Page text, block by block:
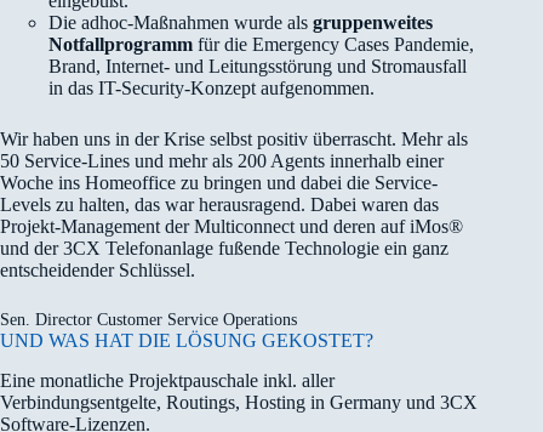
Die adhoc-Maßnahmen wurde als gruppenweites
Notfallprogramm für die Emergency Cases Pandemie,
Brand, Internet- und Leitungsstörung und Stromausfall
in das IT-Security-Konzept aufgenommen.
Wir haben uns in der Krise selbst positiv überrascht. Mehr als
50 Service-Lines und mehr als 200 Agents innerhalb einer
Woche ins Homeoffice zu bringen und dabei die Service-
Levels zu halten, das war herausragend. Dabei waren das
Projekt-Management der Multiconnect und deren auf iMos®
und der 3CX Telefonanlage fußende Technologie ein ganz
entscheidender Schlüssel.
Sen. Director Customer Service Operations
UND WAS HAT DIE LÖSUNG GEKOSTET?
Eine monatliche Projektpauschale inkl. aller
Verbindungsentgelte, Routings, Hosting in Germany und 3CX
Software-Lizenzen.